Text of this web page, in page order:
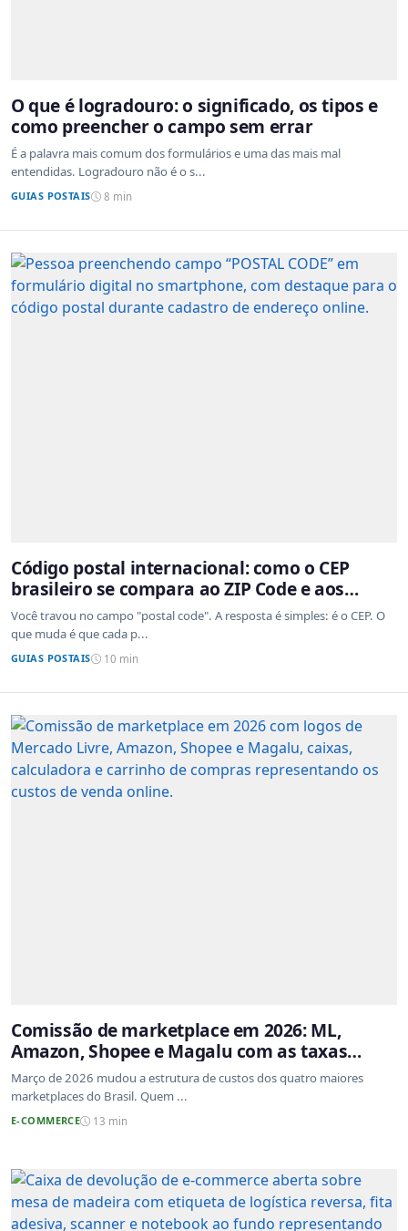
O que é logradouro: o significado, os tipos e
como preencher o campo sem errar
É a palavra mais comum dos formulários e uma das mais mal
entendidas. Logradouro não é o s...
GUIAS POSTAIS 8 min
Código postal internacional: como o CEP
brasileiro se compara ao ZIP Code e aos
sistemas de outros países
Você travou no campo "postal code". A resposta é simples: é o CEP. O
que muda é que cada p...
GUIAS POSTAIS 10 min
Comissão de marketplace em 2026: ML,
Amazon, Shopee e Magalu com as taxas
atualizadas
Março de 2026 mudou a estrutura de custos dos quatro maiores
marketplaces do Brasil. Quem ...
E-COMMERCE 13 min